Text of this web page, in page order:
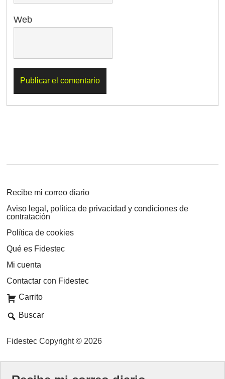
Web
Recibe mi correo diario
Aviso legal, política de privacidad y condiciones de
contratación
Política de cookies
Qué es Fidestec
Mi cuenta
Contactar con Fidestec
Carrito
Buscar
Fidestec Copyright © 2026